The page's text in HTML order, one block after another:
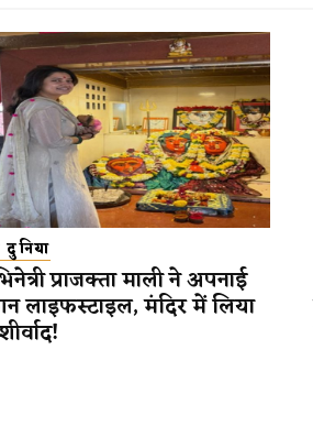
प्राजक्ता माली ने अपनाई
लाइफस्टाइल, मंदिर में लिया